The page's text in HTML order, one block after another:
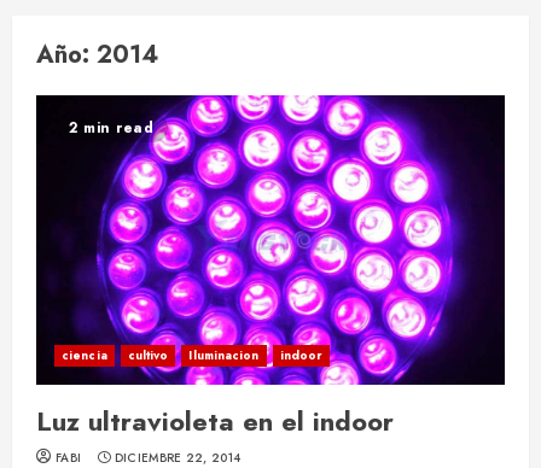
Año: 2014
2 min read
ciencia cultivo Iluminacion indoor
Luz ultravioleta en el indoor
FABI DICIEMBRE 22, 2014